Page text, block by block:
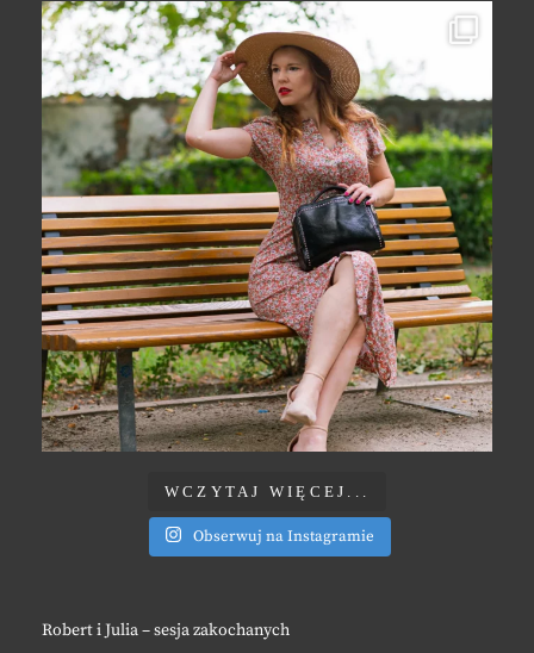
WCZYTAJ WIĘCEJ...
Obserwuj na Instagramie
Robert i Julia – sesja zakochanych